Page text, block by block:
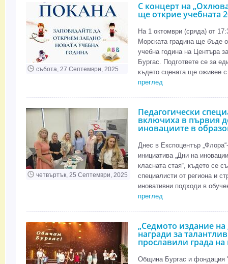
събота, 27 Септември, 2025
С концерт на
ще открие учебната
На 1 октомври (сряда) от
Морската градина ще бъде
учебна година на Центъра
Бургас. Подгответе се за
където сцената ще оживее
преглед
четвъртък, 25 Септември, 2025
Педагогически
включиха в първия
иновациите в
Днес в Експоцентър
инициатива „Дни на
класната стая“, където се
специалисти от региона и
иновативни подходи в
преглед
„Седмото издание
награди за
прославили града
Община Бургас и фондация